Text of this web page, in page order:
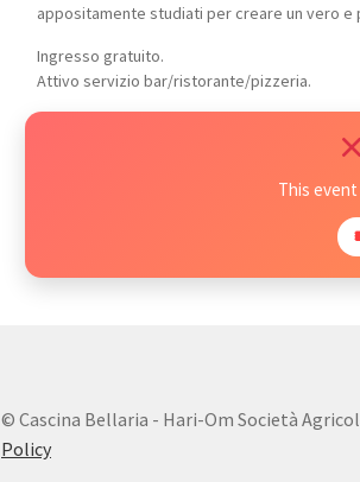
appositamente studiati per creare un vero
Ingresso gratuito.
Attivo servizio bar/ristorante/pizzeria.
This
© Cascina Bellaria - Hari-Om Società
Policy